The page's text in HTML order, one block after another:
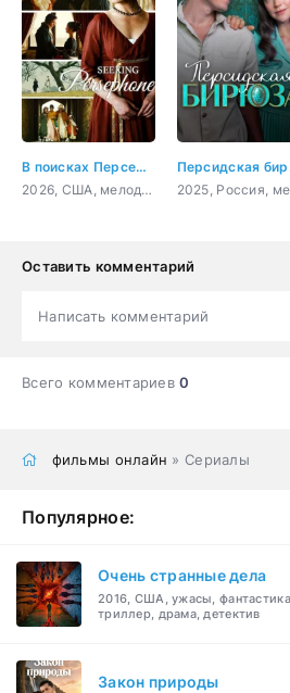
В поисках Персефоны
2026, США, мелодрама
Оставить комментарий
Написать комментарий
Всего комментариев0
фильмы онлайн » Сериалы
Популярное:
Очень странные дела
2016, США, ужасы,
триллер, драма, детектив
Закон природы